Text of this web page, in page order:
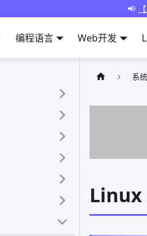
📢
编程语言 Web开发
系
Linux